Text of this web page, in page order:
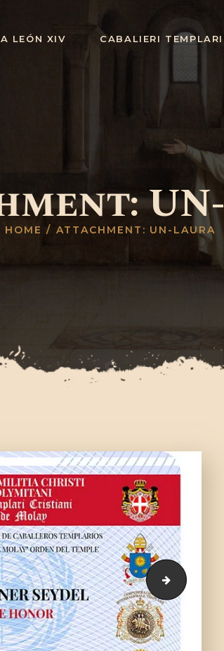
LEÓN XIV CABALIERI TEMPLARI
HOME ATTACHMENT: UN-LAURA
PAPA LEÓN
CABALIERI
DONACIONES
UN VATICAN
BANCO
TEMPLARIO
PREMIACIÓN
UN-Saude